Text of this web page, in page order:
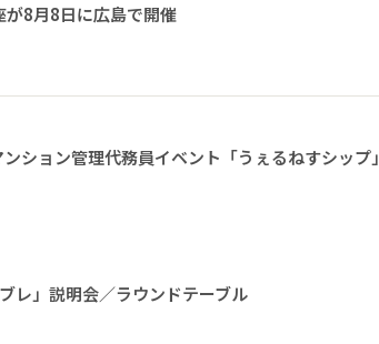
8月8日に広島で開催
ション管理代務員イベント「うぇるねすシップ」
レ」説明会／ラウンドテーブル